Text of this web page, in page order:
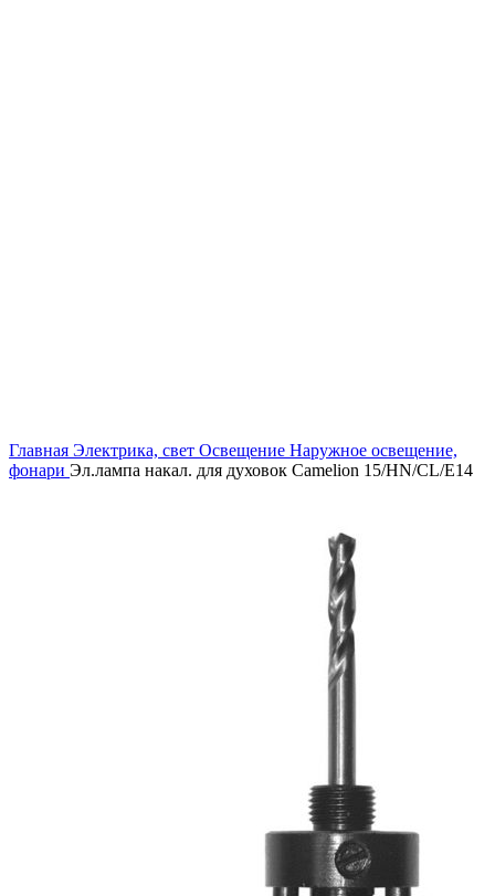
Главная Электрика, свет Освещение Наружное освещение,
фонари Эл.лампа накал. для духовок Camelion 15/HN/CL/E14